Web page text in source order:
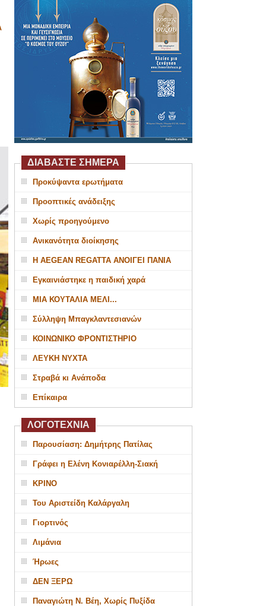
ΔΙΑΒΑΣΤΕ ΣΗΜΕΡΑ
Προκύψαντα ερωτήματα
Προοπτικές ανάδειξης
Χωρίς προηγούμενο
Ανικανότητα διοίκησης
Η AEGEAN REGATTA ΑΝΟΙΓΕΙ ΠΑΝΙΑ
Εγκαινιάστηκε η παιδική χαρά
ΜΙΑ ΚΟΥΤΑΛΙΑ ΜΕΛΙ...
Σύλληψη Μπαγκλαντεσιανών
ΚΟΙΝΩΝΙΚΟ ΦΡΟΝΤΙΣΤΗΡΙΟ
ΛΕΥΚΗ ΝΥΧΤΑ
Στραβά κι Ανάποδα
Επίκαιρα
ΛΟΓΟΤΕΧΝΙΑ
Παρουσίαση: Δημήτρης Πατίλας
Γράφει η Ελένη Κονιαρέλλη-Σιακή
ΚΡΙΝΟ
Του Αριστείδη Καλάργαλη
Γιορτινός
Λιμάνια
Ήρωες
ΔΕΝ ΞΕΡΩ
Παναγιώτη Ν. Βέη, Χωρίς Πυξίδα